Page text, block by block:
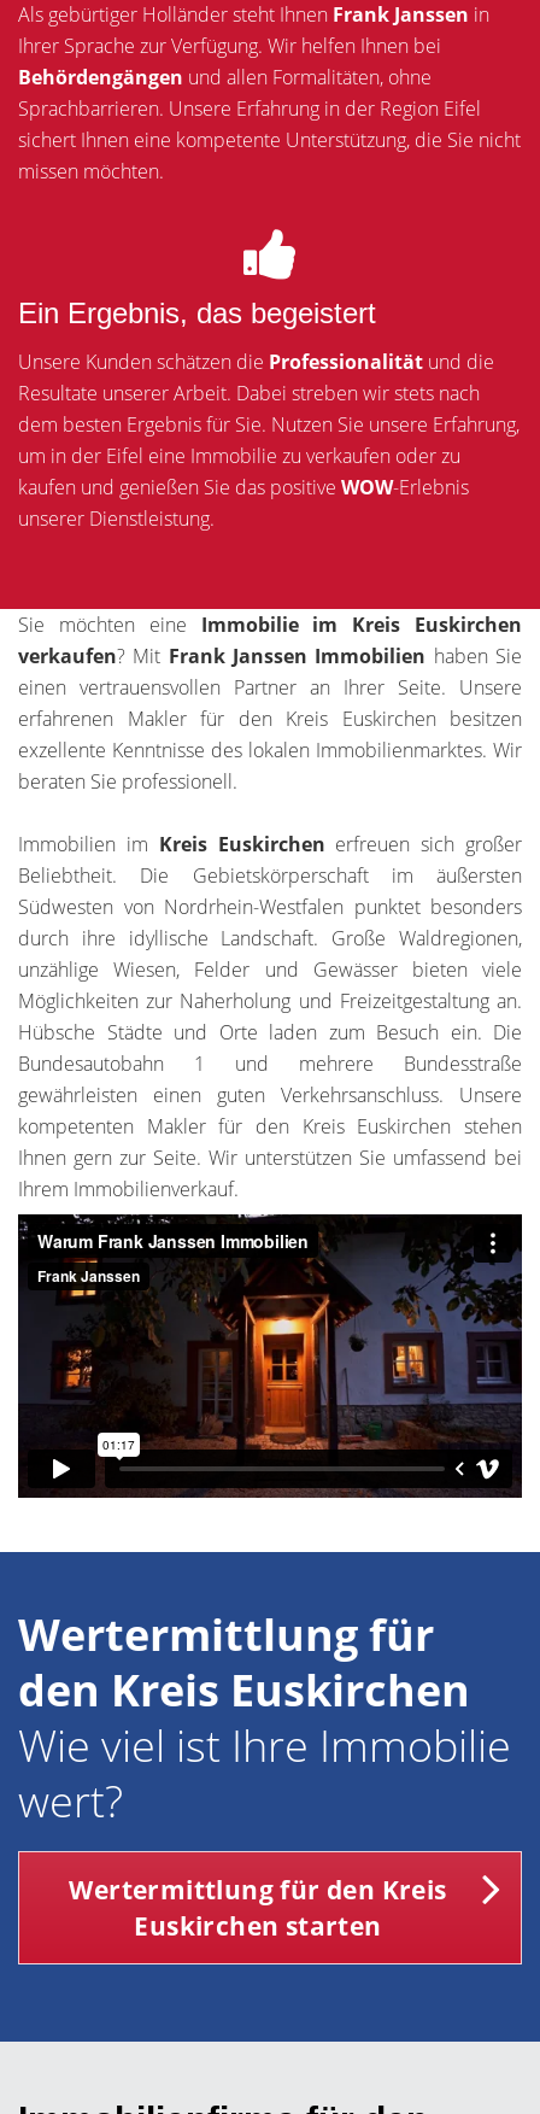
Als gebürtiger Holländer steht Ihnen Frank Janssen in
Ihrer Sprache zur Verfügung. Wir helfen Ihnen bei
Behördengängen und allen Formalitäten, ohne
Sprachbarrieren. Unsere Erfahrung in der Region Eifel
sichert Ihnen eine kompetente Unterstützung, die Sie nicht
missen möchten.
Ein Ergebnis, das begeistert
Unsere Kunden schätzen die Professionalität und die
Resultate unserer Arbeit. Dabei streben wir stets nach
dem besten Ergebnis für Sie. Nutzen Sie unsere Erfahrung,
um in der Eifel eine Immobilie zu verkaufen oder zu
kaufen und genießen Sie das positive WOW-Erlebnis
unserer Dienstleistung.
Sie möchten eine Immobilie im Kreis Euskirchen
verkaufen? Mit Frank Janssen Immobilien haben Sie
einen vertrauensvollen Partner an Ihrer Seite. Unsere
erfahrenen Makler für den Kreis Euskirchen besitzen
exzellente Kenntnisse des lokalen Immobilienmarktes. Wir
beraten Sie professionell.
Immobilien im Kreis Euskirchen erfreuen sich großer
Beliebtheit. Die Gebietskörperschaft im äußersten
Südwesten von Nordrhein-Westfalen punktet besonders
durch ihre idyllische Landschaft. Große Waldregionen,
unzählige Wiesen, Felder und Gewässer bieten viele
Möglichkeiten zur Naherholung und Freizeitgestaltung an.
Hübsche Städte und Orte laden zum Besuch ein. Die
Bundesautobahn 1 und mehrere Bundesstraße
gewährleisten einen guten Verkehrsanschluss. Unsere
kompetenten Makler für den Kreis Euskirchen stehen
Ihnen gern zur Seite. Wir unterstützen Sie umfassend bei
Ihrem Immobilienverkauf.
Wertermittlung für
den Kreis Euskirchen
Wie viel ist Ihre Immobilie
wert?
Wertermittlung für den Kreis
Euskirchen starten